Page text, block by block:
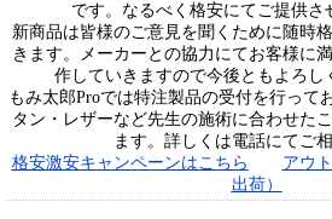
です。なるべく格安にてご提供さ
新商品は皆様のご意見を聞くために随時
きます。メーカーとの協力にてお客様に
作していきますので今後ともよろし
もみ太郎Proでは特注製品の受付を行って
タン・レザーなど先生の施術に合わせた
ます。詳しくは電話にてご
格安激安キャンペーンはこちら
アウ
出荷）